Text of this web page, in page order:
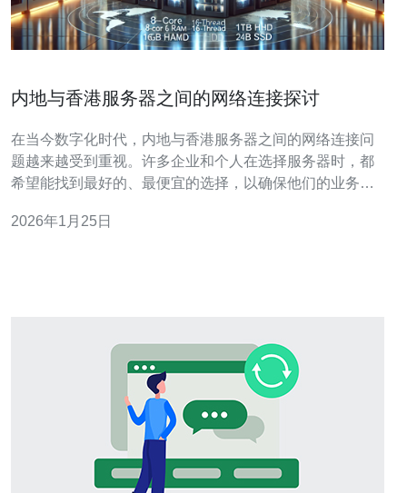
内地与香港服务器之间的网络连接探讨
在当今数字化时代，内地与香港服务器之间的网络连接问
题越来越受到重视。许多企业和个人在选择服务器时，都
希望能找到最好的、最便宜的选择，以确保他们的业务能
香港服务器的网络连接特点，并评测各自的优势和劣势，
2026年1月25日